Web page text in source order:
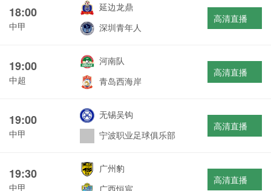
18:00
中甲
延边龙鼎
深圳青年人
高清直播
19:00
中超
河南队
青岛西海岸
高清直播
19:00
中甲
无锡吴钩
宁波职业足球俱乐部
高清直播
19:30
中甲
广州豹
广西恒宸
高清直播